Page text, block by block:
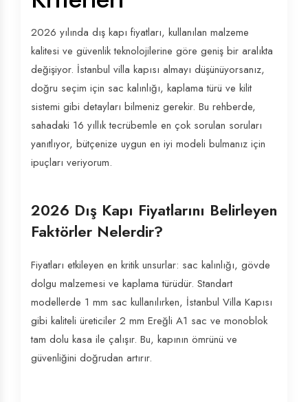
2026 yılında dış kapı fiyatları, kullanılan malzeme
kalitesi ve güvenlik teknolojilerine göre geniş bir aralıkta
değişiyor. İstanbul villa kapısı almayı düşünüyorsanız,
doğru seçim için sac kalınlığı, kaplama türü ve kilit
sistemi gibi detayları bilmeniz gerekir. Bu rehberde,
sahadaki 16 yıllık tecrübemle en çok sorulan soruları
yanıtlıyor, bütçenize uygun en iyi modeli bulmanız için
ipuçları veriyorum.
2026 Dış Kapı Fiyatlarını Belirleyen
Faktörler Nelerdir?
Fiyatları etkileyen en kritik unsurlar: sac kalınlığı, gövde
dolgu malzemesi ve kaplama türüdür. Standart
modellerde 1 mm sac kullanılırken, İstanbul Villa Kapısı
gibi kaliteli üreticiler 2 mm Ereğli A1 sac ve monoblok
tam dolu kasa ile çalışır. Bu, kapının ömrünü ve
güvenliğini doğrudan artırır.